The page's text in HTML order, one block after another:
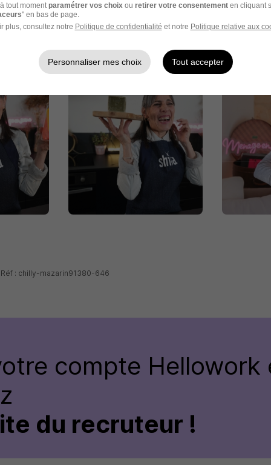
: chilly-mazarin91380-646
compte Hellowork
du recruteur !
tout moment paramétrer vos choix ou retirer votre consentementen cliquant
" en bas de page.
plus, consultez notre Politique de confidentialité et notre Politique relative aux
Personnaliser mes choix Tout accepter